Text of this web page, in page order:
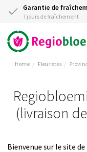
Garantie de
7 jours de fraîchement
Home Fleuristes
(livraison
Bienvenue sur le site